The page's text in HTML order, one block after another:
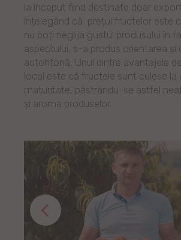
la început fiind destinate doar
înțelegând că prețul fructelor este
nu poți neglija gustul produsului în
aspectului, s-a produs orientarea și
autohtonă. Unul dintre avantajele
local este că fructele sunt culese la
maturitate, păstrându-se astfel
și aroma produselor.